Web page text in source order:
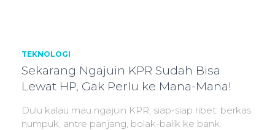
TEKNOLOGI
Sekarang Ngajuin KPR Sudah Bisa
Lewat HP, Gak Perlu ke Mana-Mana!
Dulu kalau mau ngajuin KPR, siap-siap ribet: berkas
numpuk, antre panjang, bolak-balik ke bank.